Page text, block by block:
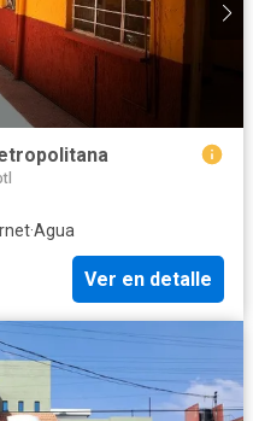
·Agua
Ver en detalle